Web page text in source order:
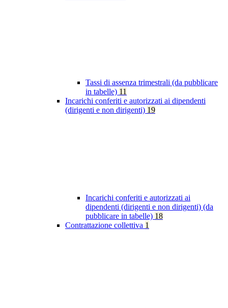
Tassi di assenza trimestrali (da pubblicare
in tabelle) 11
Incarichi conferiti e autorizzati ai dipendenti
(dirigenti e non dirigenti) 19
Incarichi conferiti e autorizzati ai
dipendenti (dirigenti e non dirigenti) (da
pubblicare in tabelle) 18
Contrattazione collettiva 1